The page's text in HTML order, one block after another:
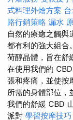
式料理外燴方案
路行銷策略 漏水
自然的療癒之觸與
都有利的強大組合
荷醇晶體，旨在舒
在使用我們的
張和疼痛，並使按
所需的身體部位，
我們的舒緩 CBD
派對 學習按摩技巧